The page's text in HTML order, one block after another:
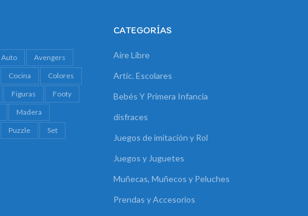
Auto
Avengers
Cocina
Colores
Figuras
Footy
Madera
Puzzle
Set
CATEGORÍAS
Aire Libre
Artíc. Escolares
Bebés Y Primera Infancia
disfraces
Juegos de imitación y Rol
Juegos y Juguetes
Muñecas, Muñecos y Peluches
Prendas y Accesorios